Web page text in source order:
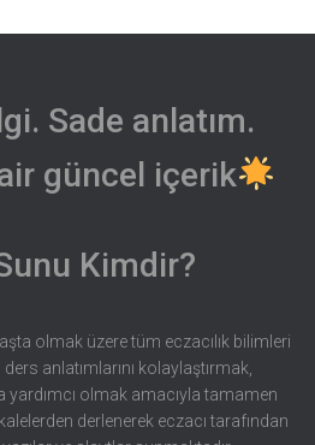
Sade anlatım.
güncel içerik
Kimdir?
olmak üzere tüm eczacılık bilimleri
anlatımlarını kolaylaştırmak,
yardımcı olmak amacıyla tamamen
derlenerek eczacı tarafından